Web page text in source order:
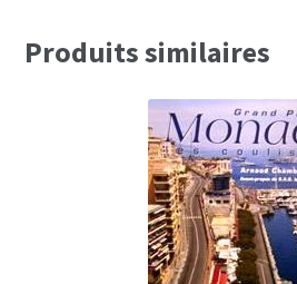
Produits similaires